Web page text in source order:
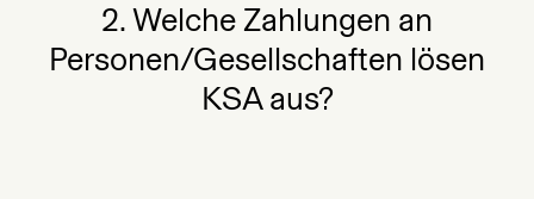
2. Welche Zahlungen an
Personen/Gesellschaften lösen
KSA aus?